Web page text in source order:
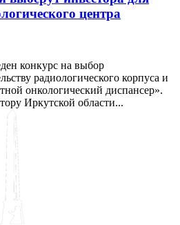
центра
конкурс на выбор
радиологического корпуса и
онкологический диспансер».
Иркутской области...